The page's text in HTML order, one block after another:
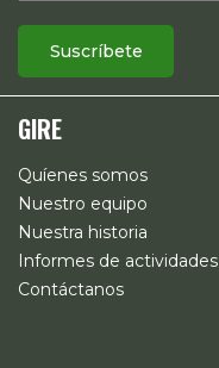
GIRE
Quíenes somos
Nuestro equipo
Nuestra historia
Informes de actividades
Contáctanos